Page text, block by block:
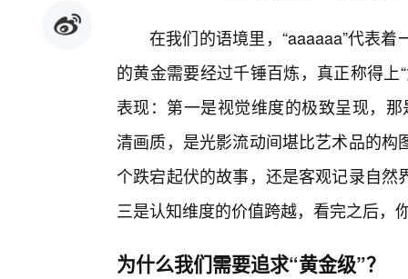
在我们的语境里，“aaaaaa”代表
的黄金需要经过千锤百炼，真正称得
表现：第一是视觉维度的极致呈现，
清画质，是光影流动间堪比艺术品的
个跌宕起伏的故事，还是客观记录自
三是认知维度的价值跨越，看完之后，
为什么我们需要追求“黄金级”？